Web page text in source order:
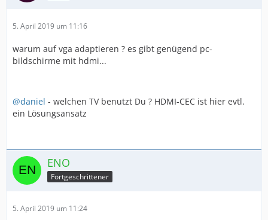
5. April 2019 um 11:16
warum auf vga adaptieren ? es gibt genügend pc-
bildschirme mit hdmi...
@daniel - welchen TV benutzt Du ? HDMI-CEC ist hier evtl.
ein Lösungsansatz
ENO
Fortgeschrittener
5. April 2019 um 11:24